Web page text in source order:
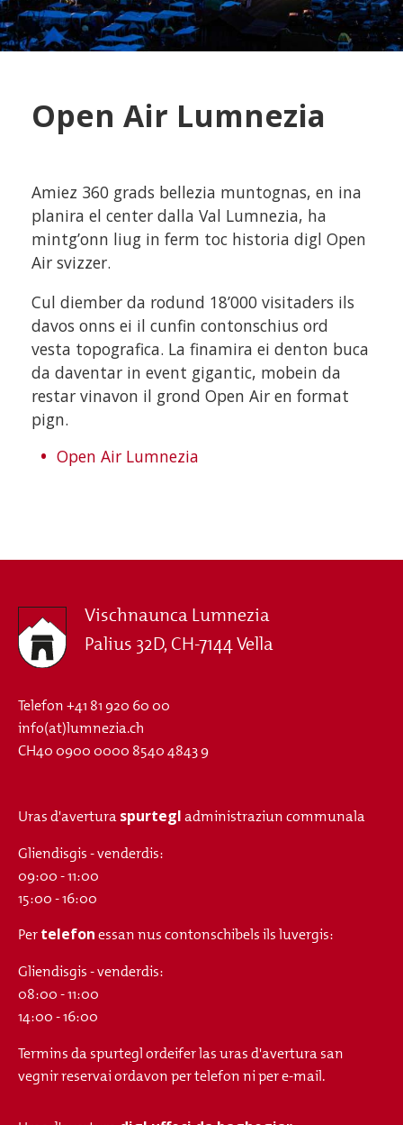
Open Air Lumnezia
Amiez 360 grads bellezia muntognas, en ina
planira el center dalla Val Lumnezia, ha
mintg’onn liug in ferm toc historia digl Open
Air svizzer.
Cul diember da rodund 18’000 visitaders ils
davos onns ei il cunfin contonschius ord
vesta topografica. La finamira ei denton buca
da daventar in event gigantic, mobein da
restar vinavon il grond Open Air en format
pign.
Open Air Lumnezia
Vischnaunca Lumnezia
Palius 32D, CH-7144 Vella
Telefon+41 81 920 60 00
info(at)lumnezia.ch
CH40 0900 0000 8540 4843 9
Uras d'averturaspurtegladministraziun communala
Gliendisgis - venderdis:
09:00 - 11:00
15:00 - 16:00
Pertelefonessan nus contonschibels ils luvergis:
Gliendisgis - venderdis:
08:00 - 11:00
14:00 - 16:00
Termins da spurtegl ordeifer las uras d'avertura san
vegnir reservai ordavon per telefon ni per e-mail.